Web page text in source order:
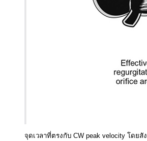
จุดเวลาที่ตรงกับ CW peak velocity โดยสั